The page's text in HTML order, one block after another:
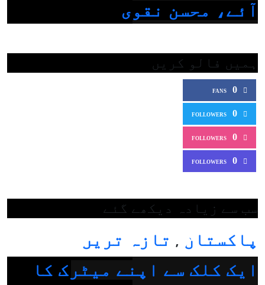
آئے، محسن نقوی
ہمیں فالو کریں
0
FANS
0
FOLLOWERS
0
FOLLOWERS
0
FOLLOWERS
سب سے زیادہ دیکھے گئے
پاکستان , تازہ ترین
ایک کلک سے اپنے میٹرک کا